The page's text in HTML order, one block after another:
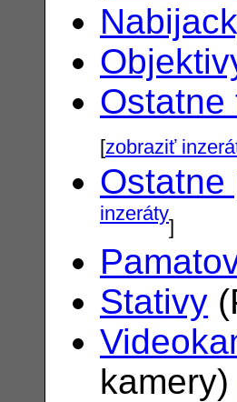
Ostatne
[zobraziť
Ostatne
inzeráty]
Stativy
kamery)